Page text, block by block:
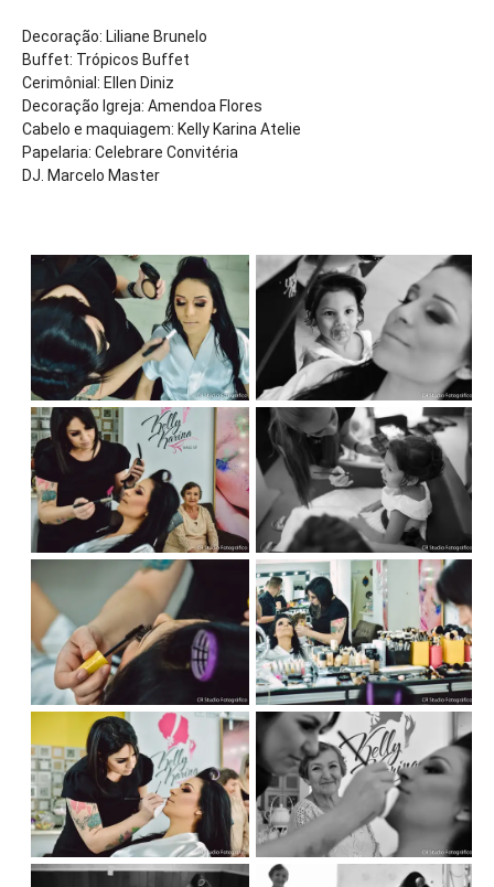
Decoração: Liliane Brunelo
Buffet: Trópicos Buffet
Cerimônial: Ellen Diniz
Decoração Igreja: Amendoa Flores
Cabelo e maquiagem: Kelly Karina Atelie
Papelaria: Celebrare Convitéria
DJ. Marcelo Master